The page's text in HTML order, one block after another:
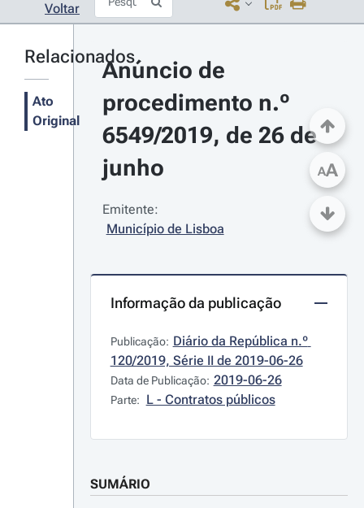
Voltar
Relacionados
Ato
Original
Anúncio de
procedimento n.º
6549/2019, de 26 de
junho
Emitente:
Município de Lisboa
Informação da publicação
Publicação: Diário da República n.º
120/2019, Série II de 2019-06-26
Data de Publicação: 2019-06-26
Parte: L - Contratos públicos
SUMÁRIO
AA